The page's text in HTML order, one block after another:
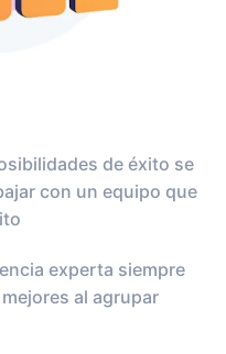
de éxito se
con un equipo que
experta siempre
al agrupar